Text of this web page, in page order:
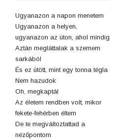
Ugyanazon a napon menetem
Ugyanazon a helyen,
ugyanazon az úton, ahol mindig
Aztán megláttalak a szemem
sarkából
És ez ütött, mint egy tonna tégla
Nem hazudok
Oh, megkaptál
Az életem rendben volt, mikor
fekete-fehérben éltem
De te megváltoztattad a
nézőpontom